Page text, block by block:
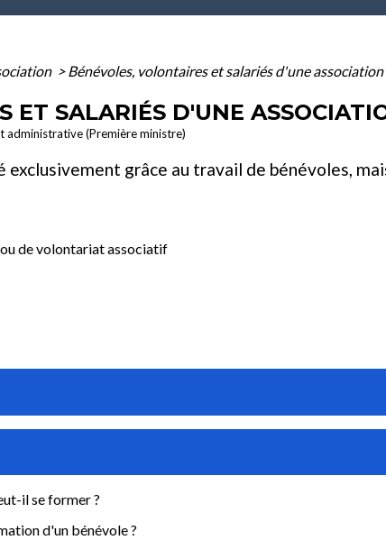
> Bénévoles, volontaires et salariés d'une association
ET SALARIÉS D'UNE
(Première ministre)
grâce au travail de bénévoles,
de volontariat associatif
il se former ?
d'un bénévole ?